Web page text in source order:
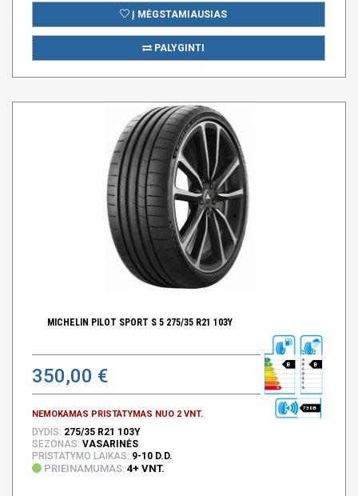
Į MĖGSTAMIAUSIAS
PALYGINTI
MICHELIN PILOT SPORT S 5 275/35 R21 103Y
350,00 €
NEMOKAMAS PRISTATYMAS NUO 2 VNT.
B B
73 DB
DYDIS: 275/35 R21 103Y
SEZONAS: VASARINĖS
PRISTATYMO LAIKAS: 9-10 D.D.
PRIEINAMUMAS: 4+ VNT.